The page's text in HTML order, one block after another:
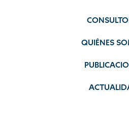
QUIÉNES